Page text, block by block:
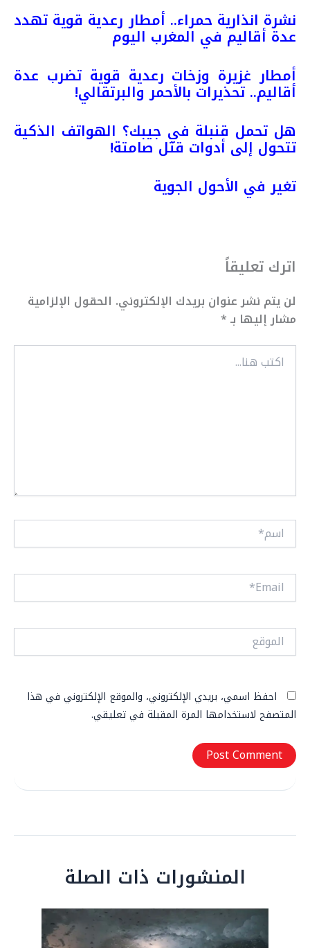
نشرة انذارية حمراء.. أمطار رعدية قوية تهدد
عدة أقاليم في المغرب اليوم
أمطار غزيرة وزخات رعدية قوية تضرب عدة
أقاليم.. تحذيرات بالأحمر والبرتقالي!
هل تحمل قنبلة في جيبك؟ الهواتف الذكية
تتحول إلى أدوات قتل صامتة!
تغير في الأحول الجوية
اترك تعليقاً
لن يتم نشر عنوان بريدك الإلكتروني. الحقول الإلزامية
مشار إليها بـ*
اكتب
هنا...
اسم*
Email*
الموقع
احفظ اسمي، بريدي الإلكتروني، والموقع الإلكتروني في هذا
المتصفح لاستخدامها المرة المقبلة في تعليقي.
المنشورات ذات الصلة